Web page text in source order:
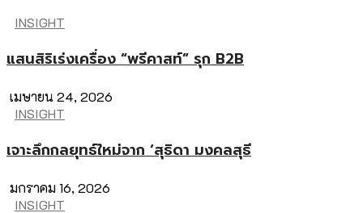
INSIGHT
แสนสิริเร่งเครื่อง “พรีคาสท์” รุก B2B
เมษายน 24, 2026
INSIGHT
เจาะลึกกลยุทธ์ใหม่จาก ‘สุธิดา มงคลสุธี
มกราคม 16, 2026
INSIGHT